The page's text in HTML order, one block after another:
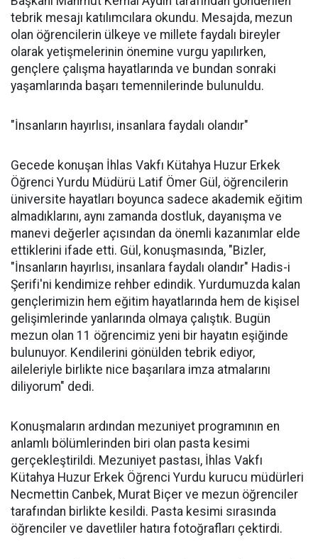
tebrik mesajı katılımcılara okundu. Mesajda, mezun
olan öğrencilerin ülkeye ve millete faydalı bireyler
olarak yetişmelerinin önemine vurgu yapılırken,
gençlere çalışma hayatlarında ve bundan sonraki
yaşamlarında başarı temennilerinde bulunuldu.
"İnsanların hayırlısı, insanlara faydalı olandır"
Gecede konuşan İhlas Vakfı Kütahya Huzur Erkek
Öğrenci Yurdu Müdürü Latif Ömer Gül, öğrencilerin
üniversite hayatları boyunca sadece akademik eğitim
almadıklarını, aynı zamanda dostluk, dayanışma ve
manevi değerler açısından da önemli kazanımlar elde
ettiklerini ifade etti. Gül, konuşmasında, "Bizler,
"İnsanların hayırlısı, insanlara faydalı olandır" Hadis-i
Şerifi'ni kendimize rehber edindik. Yurdumuzda kalan
gençlerimizin hem eğitim hayatlarında hem de kişisel
gelişimlerinde yanlarında olmaya çalıştık. Bugün
mezun olan 11 öğrencimiz yeni bir hayatın eşiğinde
bulunuyor. Kendilerini gönülden tebrik ediyor,
aileleriyle birlikte nice başarılara imza atmalarını
diliyorum" dedi.
Konuşmaların ardından mezuniyet programının en
anlamlı bölümlerinden biri olan pasta kesimi
gerçekleştirildi. Mezuniyet pastası, İhlas Vakfı
Kütahya Huzur Erkek Öğrenci Yurdu kurucu müdürleri
Necmettin Canbek, Murat Biçer ve mezun öğrenciler
tarafından birlikte kesildi. Pasta kesimi sırasında
öğrenciler ve davetliler hatıra fotoğrafları çektirdi.